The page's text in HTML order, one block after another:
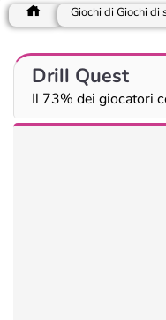
Giochi di Giochi di
Drill Quest
Il 73% dei giocatori